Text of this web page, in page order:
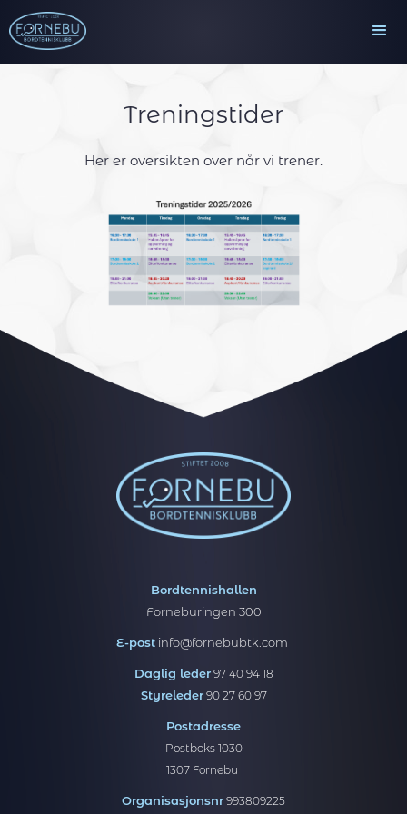
Treningstider
Her er oversikten over når vi trener.
Bordtennishallen
Forneburingen 300
E-post info@fornebubtk.com
Daglig leder97 40 94 18
Styreleder90 27 60 97
Postadresse
Postboks 1030
1307 Fornebu
Organisasjonsnr 993809225